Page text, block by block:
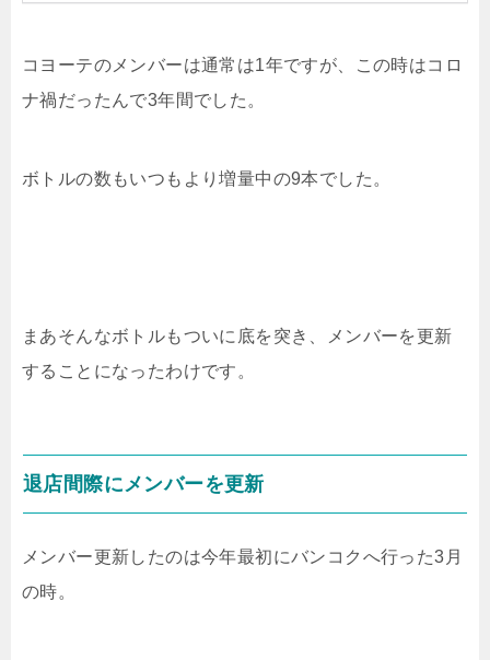
コヨーテのメンバーは通常は1年ですが、この時はコロ
ナ禍だったんで3年間でした。
ボトルの数もいつもより増量中の9本でした。
まあそんなボトルもついに底を突き、メンバーを更新
することになったわけです。
退店間際にメンバーを更新
メンバー更新したのは今年最初にバンコクへ行った3月
の時。